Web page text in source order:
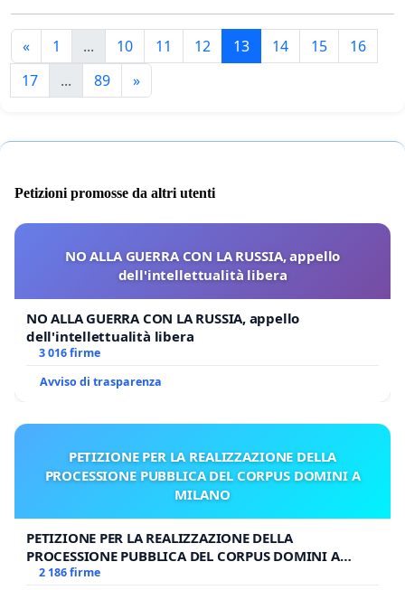
« 1 ... 10 11 12 13 14 15
16
17
... 89 »
Petizioni promosse da altri utenti
NO ALLA GUERRA CON LA RUSSIA, appello
dell'intellettualità libera
NO ALLA GUERRA CON LA RUSSIA, appello
dell'intellettualità libera
3 016 firme
Avviso di trasparenza
PETIZIONE PER LA REALIZZAZIONE DELLA
PROCESSIONE PUBBLICA DEL CORPUS DOMINI A
MILANO
PETIZIONE PER LA REALIZZAZIONE DELLA
PROCESSIONE PUBBLICA DEL CORPUS DOMINI A
MILANO
2 186 firme